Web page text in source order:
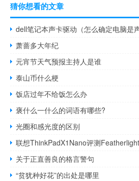
猜你想看的文章
萧蔷多大年纪
元宵节天气预报主持人是谁
泰山币什么梗
饭店过年不给饭怎么办
褒什么一什么的词语有哪些?
光圈和感光度的区别
关于正直善良的格言警句
“贫犹种好花”的出处是哪里